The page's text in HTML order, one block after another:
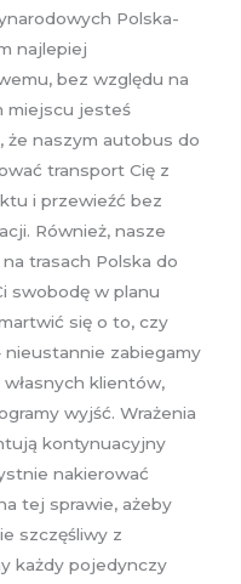
Polska-
najlepiej
bez względu na
miejscu jesteś
że naszym autobus do
transport Cię z
i przewieźć bez
Również, nasze
trasach Polska do
swobodę w planu
się o to, czy
zabiegamy
klientów,
wyjść. Wrażenia
kontynuacyjny
nakierować
tej sprawie, ażeby
szczęśliwy z
każdy pojedynczy